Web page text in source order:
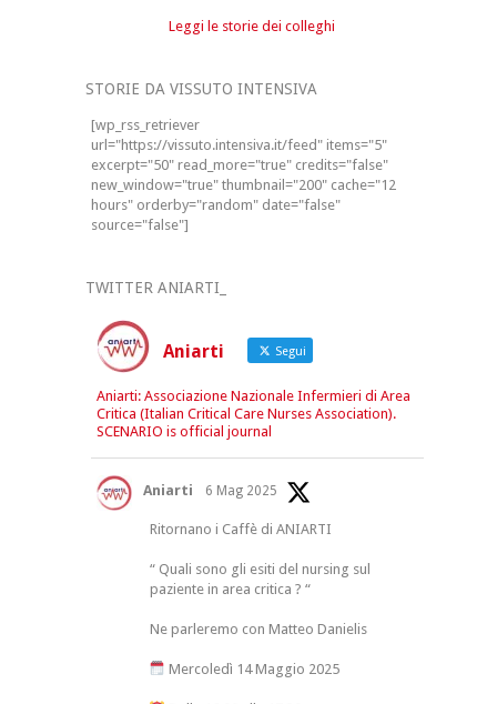
Leggi le storie dei colleghi
STORIE DA VISSUTO INTENSIVA
[wp_rss_retriever
url="https://vissuto.intensiva.it/feed" items="5"
excerpt="50" read_more="true" credits="false"
new_window="true" thumbnail="200" cache="12
hours" orderby="random" date="false"
source="false"]
TWITTER ANIARTI_
Aniarti Segui
Aniarti: Associazione Nazionale Infermieri di Area
Critica (Italian Critical Care Nurses Association).
SCENARIO is official journal
Aniarti 6 Mag 2025
Ritornano i Caffè di ANIARTI
“ Quali sono gli esiti del nursing sul
paziente in area critica ? “
Ne parleremo con Matteo Danielis
Mercoledì 14 Maggio 2025